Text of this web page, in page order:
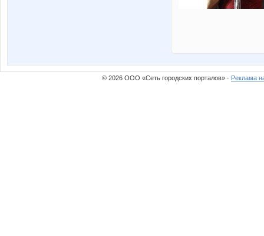
© 2026 ООО «Сеть городских порталов» · Реклама